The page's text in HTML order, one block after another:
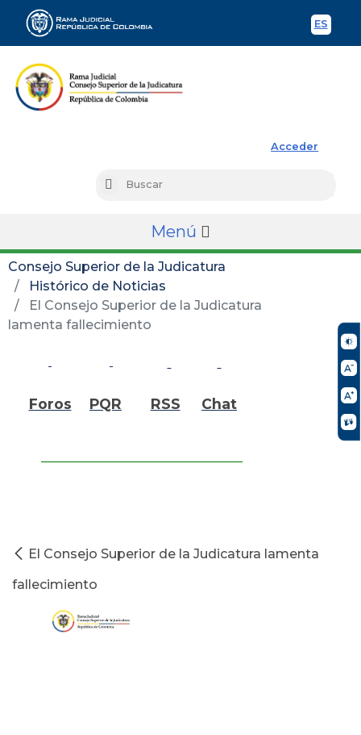
ES
Acceder
Buscar
Menú
Consejo Superior de la Judicatura
Histórico de Noticias
El Consejo Superior de la Judicatura
lamenta fallecimiento
Foros PQR RSS Chat
El Consejo Superior de la Judicatura lamenta
fallecimiento